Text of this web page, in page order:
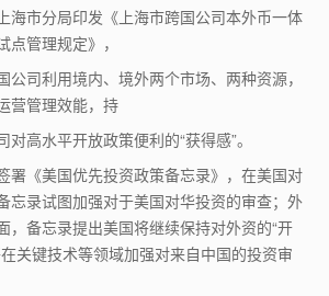
海市分局印发《上海市跨国公司本外币一体
点管理规定》，
公司利用境内、境外两个市场、两种资源，
营管理效能，持
对高水平开放政策便利的“获得感”。
署《美国优先投资政策备忘录》，在美国对
忘录试图加强对于美国对华投资的审查；外
，备忘录提出美国将继续保持对外资的“开
关键技术等领域加强对来自中国的投资审